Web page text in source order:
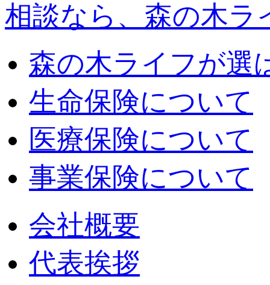
相談なら、森の木ラ
森の木ライフが選
生命保険について
医療保険について
事業保険について
会社概要
代表挨拶